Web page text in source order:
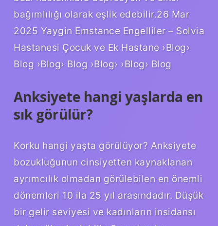
bağımlılığı olarak eşlik edebilir.26 Mar
2025 Yaygin Emstance Engelliler – Solvia
Hastanesi Çocuk ve Ek Hastane ›Blog›
Blog ›Blog› Blog ›Blog› ›Blog› Blog
Anksiyete hangi yaşlarda en
sık görülür?
Korku hangi yaşta görülüyor? Anksiyete
bozukluğunun cinsiyetten kaynaklanan
ayrımcılık olmadan görülebilen en önemli
dönemleri 10 ila 25 yıl arasındadır. Düşük
bir gelir seviyesi ve kadınların insidansı